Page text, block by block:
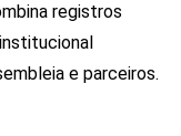
registros
e parceiros.